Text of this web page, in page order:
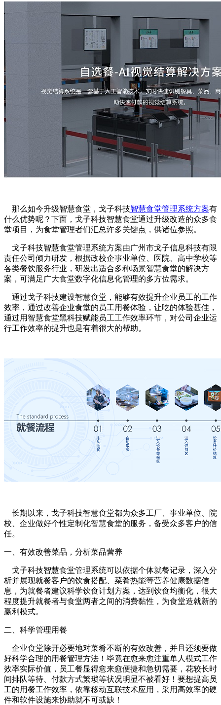
那么如今升级智慧食堂，戈子科技智慧食堂管理系统方案有
什么优势呢？下面，戈子科技智慧食堂通过升级改造的众多食
堂项目，为食堂管理者们汇总许多关键点，供诸位参照。
戈子科技智慧食堂管理系统方案由广州市戈子信息科技有限
责任公司倾力研发，根据政校企事业单位、医院、高中学校等
各类餐饮服务行业，研发出适合多种场景智慧食堂的解决方
案，可满足广大食堂数字化信息化管理的多方位需求。
通过戈子科技建设智慧食堂，能够有效提升企业员工的工作
效率，通过改善企业食堂的员工用餐体验，让吃的体验甚佳，
通过用智慧食堂黑科技赋能员工工作效率环节，对公司企业运
行工作效率的提升也是有着很大的帮助。
长期以来，戈子科技智慧食堂都为众多工厂、事业单位、院
校、企业做好个性定制化智慧食堂的服务，备受众多客户的信
任。
一、有效改善菜品，分析菜品营养
戈子科技智慧食堂管理系统可以依据个体就餐记录，深入分
析并展现就餐客户的饮食搭配、菜肴热能等营养健康数据信
息，为就餐者建议科学饮食计划方案，达到饮食均衡化，很大
程度提升就餐者与食堂两者之间的消费黏性，为食堂造就新的
赢利模式。
二、科学管理用餐
企业食堂除开必要地对菜肴不断的有效改善，并且还须要做
好科学合理的用餐管理方法！毕竟在愈来愈注重单人模式工作
效率实际价值，员工餐显得愈来愈便捷和急切需要，花较长时
间排队等待、付款方式繁琐等状况明显不被看好！要想提高员
工的用餐工作效率，依靠移动互联技术应用，采用高效率的硬
件和软件设施来协助就不可或缺！